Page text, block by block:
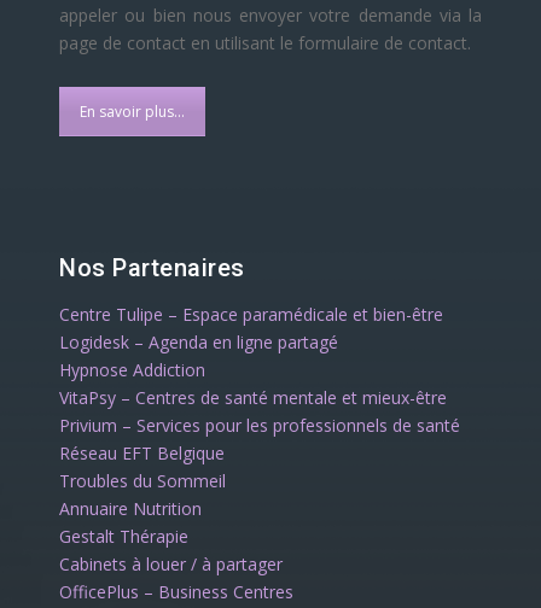
appeler ou bien nous envoyer votre demande via la
page de contact en utilisant le formulaire de contact.
En savoir plus...
Nos Partenaires
Centre Tulipe – Espace paramédicale et bien-être
Logidesk – Agenda en ligne partagé
Hypnose Addiction
VitaPsy – Centres de santé mentale et mieux-être
Privium – Services pour les professionnels de santé
Réseau EFT Belgique
Troubles du Sommeil
Annuaire Nutrition
Gestalt Thérapie
Cabinets à louer / à partager
OfficePlus – Business Centres